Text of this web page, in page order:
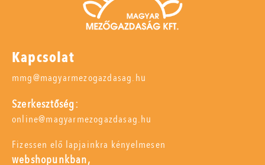
Kapcsolat
mmg@magyarmezogazdasag.hu
Szerkesztőség:
online@magyarmezogazdasag.hu
Fizessen elő lapjainkra kényelmesen
webshopunkban,